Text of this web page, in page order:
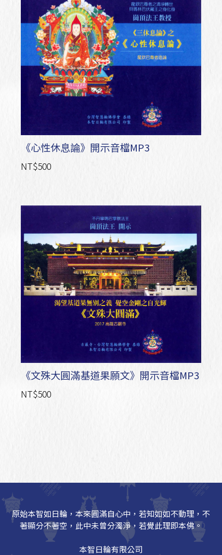
《心性休息論》開示音檔MP3
NT$500
《文殊大圓滿基道果願文》開示音檔MP3
NT$500
原始本智如日輪，本來圓滿自心中，若知如如不動理，不
著顯分不著空，此中未曾分濁淨，若覺此理即本佛。
本智日輪有限公司